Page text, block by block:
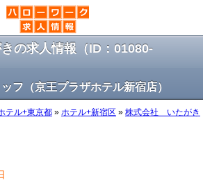
の求人情報（ID：01080-
フ（京王プラザホテル新宿店）
テル+東京都 » ホテル+新宿区 » 株式会社 いたがき